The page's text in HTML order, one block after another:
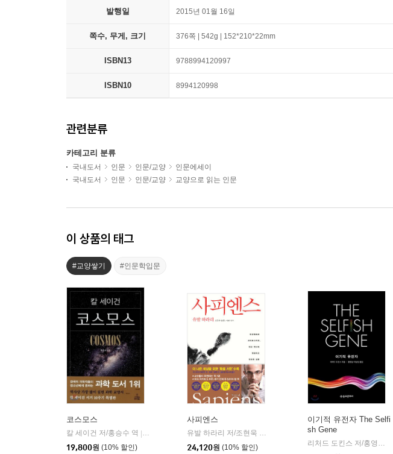
발행일 2015년 01월 16일
쪽수, 무게, 크기 376쪽 | 542g | 152*210*22mm
ISBN13 9788994120997
ISBN10 8994120998
관련분류
카테고리 분류
국내도서 인문 인문/교양
인문에세이
국내도서
인문 인문/교양 교양으로 읽는 인문
이 상품의 태그
#교양쌓기 #인문학입문
코스모스
칼 세이건 저/홍승수 역
사이언스북스
19,800원 (10% 할인)
사피엔스
유발 하라리 저/조현욱 역/이태수 감수 | 김영사
24,120원 (10% 할인)
이기적 유전자 The Selfi
sh Gene
리처드 도킨스 저/홍영남,이상임 공역